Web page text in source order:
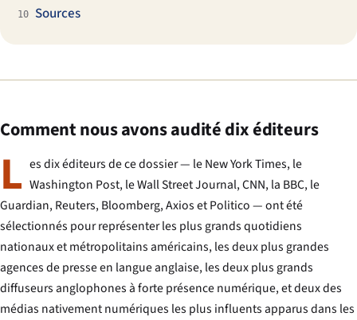
10 Sources
Comment nous avons audité dix éditeurs
L es dix éditeurs de ce dossier — le New York Times, le
Washington Post, le Wall Street Journal, CNN, la BBC, le
Guardian, Reuters, Bloomberg, Axios et Politico — ont été
sélectionnés pour représenter les plus grands quotidiens
nationaux et métropolitains américains, les deux plus grandes
agences de presse en langue anglaise, les deux plus grands
diffuseurs anglophones à forte présence numérique, et deux des
médias nativement numériques les plus influents apparus dans les